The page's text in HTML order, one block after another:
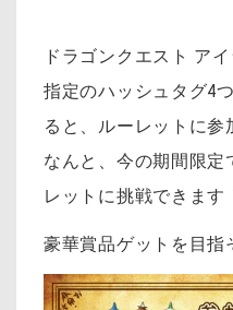
ドラゴンクエスト ア
指定のハッシュタグ4
ると、ルーレットに参
なんと、今の期間限定
レットに挑戦できます
豪華賞品ゲットを目指